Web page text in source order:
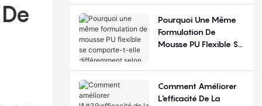
Pourquoi Une Même
Formulation De
Mousse PU Flexible Se
Différemment Selon
Comment Améliorer
L'efficacité De La